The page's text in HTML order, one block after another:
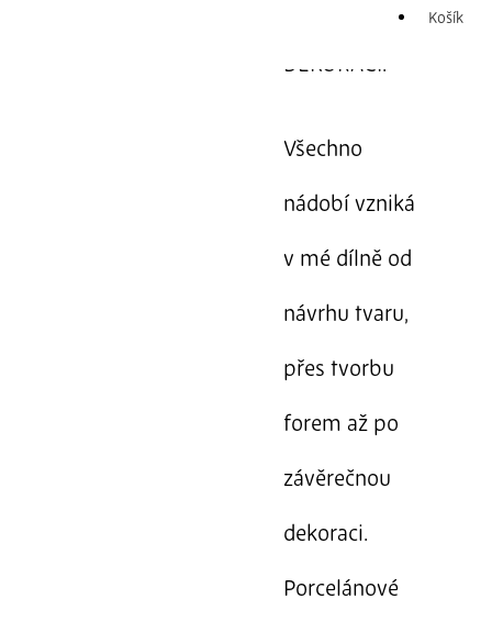
Košík
KOBALTOVOU
DEKORACÍ.
Všechno
nádobí vzniká
v mé dílně od
návrhu tvaru,
přes tvorbu
forem až po
závěrečnou
dekoraci.
Porcelánové